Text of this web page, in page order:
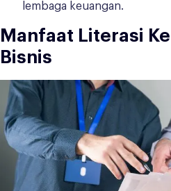
lembaga keuangan.
Manfaat Literasi
Bisnis